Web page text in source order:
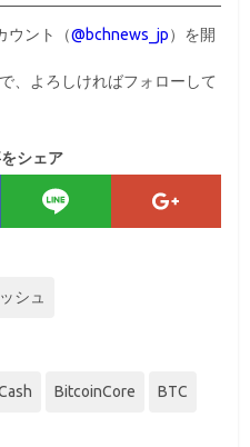
ウント（@bchnews_jp）を開
、よろしければフォローして
シェア
シュ
BitcoinCore BTC